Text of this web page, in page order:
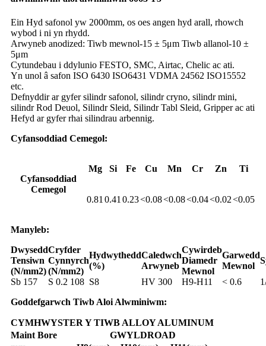
Ein Hyd safonol yw 2000mm, os oes angen hyd arall, rhowch
wybod i ni yn rhydd.
Arwyneb anodized: Tiwb mewnol-15 ± 5μm Tiwb allanol-10 ±
5μm
Cytundebau i ddylunio FESTO, SMC, Airtac, Chelic ac ati.
Yn unol â safon ISO 6430 ISO6431 VDMA 24562 ISO15552
etc.
Defnyddir ar gyfer silindr safonol, silindr cryno, silindr mini,
silindr Rod Deuol, Silindr Sleid, Silindr Tabl Sleid, Gripper ac ati
Hefyd ar gyfer rhai silindrau arbennig.
Cyfansoddiad Cemegol:
Cyfansoddiad
Cemegol
Mg Si Fe Cu Mn Cr Zn Ti
0.81 0.41 0.23<0.08<0.08<0.04<0.02<0.05
Manyleb:
Dwysedd
Tensiwn
(N/mm2)
Cryfder
Cynnyrch
(N/mm2)
Hydwythedd
(%)
Caledwch
Arwyneb
Cywirdeb
Diamedr
Mewnol
Garwedd
Mewnol
Sb 157 S 0.2 108 S8 HV 300 H9-H11 < 0.6
Goddefgarwch Tiwb Aloi Alwminiwm:
CYMHWYSTER Y TIWB ALLOY ALUMINUM
Maint Bore
GWYLDROAD